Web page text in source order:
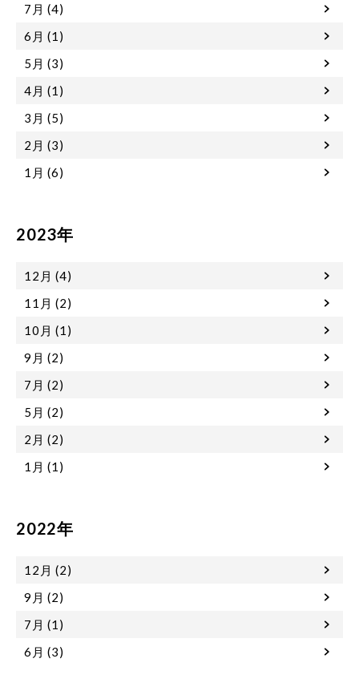
7月 (4)
6月 (1)
5月 (3)
4月 (1)
3月 (5)
2月 (3)
1月 (6)
2023年
12月 (4)
11月 (2)
10月 (1)
9月 (2)
7月 (2)
5月 (2)
2月 (2)
1月 (1)
2022年
12月 (2)
9月 (2)
7月 (1)
6月 (3)